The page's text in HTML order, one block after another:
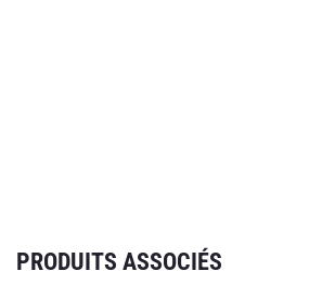
PRODUITS ASSOCIÉS